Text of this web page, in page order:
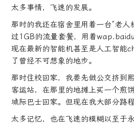
太多事情，飞速的发展。
那时的我还在宿舍里用着一台“老人
过1GB的流量套餐，用着
现在最新的智能机甚至是人工智能
了曾经不可想象的地步。
那时住校回家，我要先做公交挤到
客运站，在那里的地摊上买一个煎
城际巴士回家。但现在我大部分路
太多记忆，也在飞速的模糊以至于永